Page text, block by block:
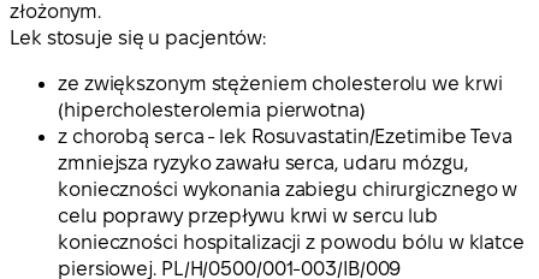
złożonym.
Lek stosuje się u pacjentów:
ze zwiększonym stężeniem cholesterolu we krwi
(hipercholesterolemia pierwotna)
z chorobą serca - lek Rosuvastatin/Ezetimibe Teva
zmniejsza ryzyko zawału serca, udaru mózgu,
konieczności wykonania zabiegu chirurgicznego w
celu poprawy przepływu krwi w sercu lub
konieczności hospitalizacji z powodu bólu w klatce
piersiowej. PL/H/0500/001-003/IB/009